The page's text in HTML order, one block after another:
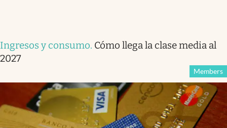
Ingresos y consumo. Cómo llega la clase media al
2027
Members